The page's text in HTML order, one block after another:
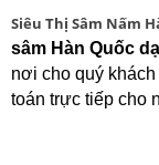
Siêu Thị Sâm Nấm
sâm Hàn Quốc
nơi cho quý
toán trực tiếp cho